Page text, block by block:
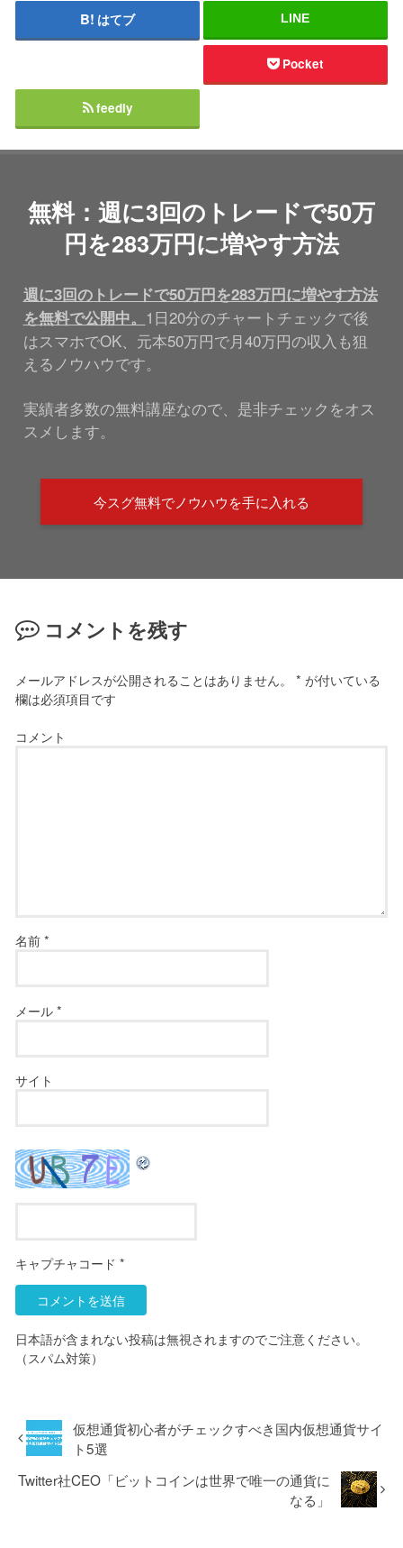
はてブ LINE
Pocket
feedly
無料：週に3回のトレードで50万
円を283万円に増やす方法
週に3回のトレードで50万円を283万円に増やす方法
を無料で公開中。 1日20分のチャートチェックで後
はスマホでOK、元本50万円で月40万円の収入も狙
えるノウハウです。
実績者多数の無料講座なので、是非チェックをオス
スメします。
今スグ無料でノウハウを手に入れる
コメントを残す
メールアドレスが公開されることはありません。 * が付いている
欄は必須項目です
コメント
名前*
メール*
サイト
キャプチャコード *
日本語が含まれない投稿は無視されますのでご注意ください。
（スパム対策）
仮想通貨初心者がチェックすべき国内仮想通貨サイ
ト5選
Twitter社CEO「ビットコインは世界で唯一の通貨に
なる」